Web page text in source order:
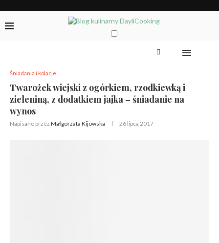
Śniadania i kolacje
Twarożek wiejski z ogórkiem, rzodkiewką i
zieleniną, z dodatkiem jajka – śniadanie na
wynos
Napisane przez Małgorzata Kijowska 26 lipca 2017